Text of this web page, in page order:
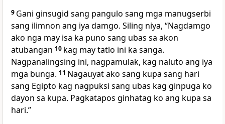
9 Gani ginsugid sang pangulo sang mga manugserbi
sang ilimnon ang iya damgo. Siling niya, “Nagdamgo
ako nga may isa ka puno sang ubas sa akon
atubangan 10 kag may tatlo ini ka sanga.
Nagpanalingsing ini, nagpamulak, kag naluto ang iya
mga bunga. 11 Nagauyat ako sang kupa sang hari
sang Egipto kag nagpuksi sang ubas kag ginpuga ko
dayon sa kupa. Pagkatapos ginhatag ko ang kupa sa
hari.”